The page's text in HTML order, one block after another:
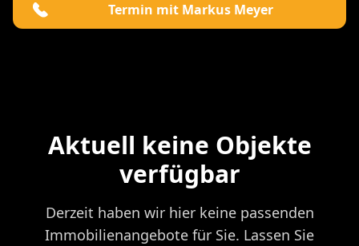
Termin mit Markus Meyer
Aktuell keine Objekte
verfügbar
Derzeit haben wir hier keine passenden
Immobilienangebote für Sie. Lassen Sie